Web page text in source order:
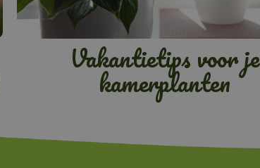
Vakantietips voor je
kamerplanten